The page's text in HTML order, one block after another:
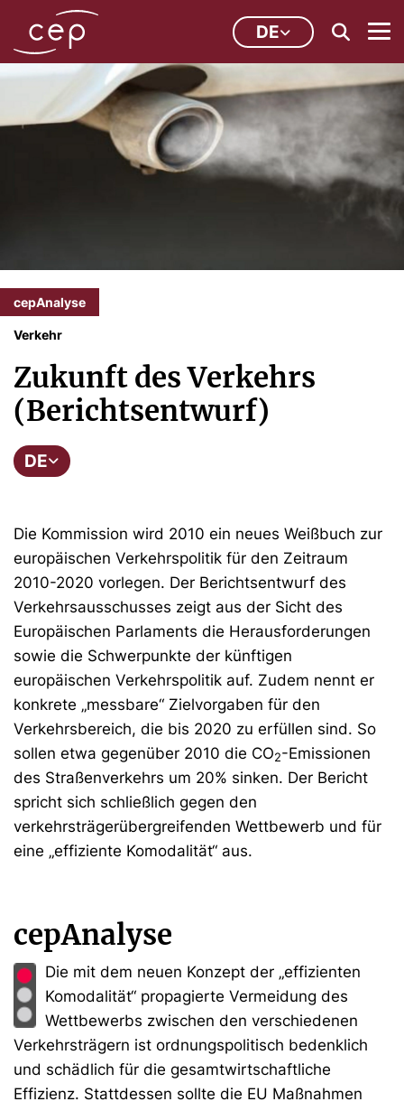
DE
cepAnalyse
Verkehr
Zukunft des Verkehrs
(Berichtsentwurf)
DE
Die Kommission wird 2010 ein neues Weißbuch zur
europäischen Verkehrspolitik für den Zeitraum
2010-2020 vorlegen. Der Berichtsentwurf des
Verkehrsausschusses zeigt aus der Sicht des
Europäischen Parlaments die Herausforderungen
sowie die Schwerpunkte der künftigen
europäischen Verkehrspolitik auf. Zudem nennt er
konkrete „messbare“ Zielvorgaben für den
Verkehrsbereich, die bis 2020 zu erfüllen sind. So
sollen etwa gegenüber 2010 die CO2-Emissionen
des Straßenverkehrs um 20% sinken. Der Bericht
spricht sich schließlich gegen den
verkehrsträgerübergreifenden Wettbewerb und für
eine „effiziente Komodalität“ aus.
cepAnalyse
Die mit dem neuen Konzept der „effizienten
Komodalität“ propagierte Vermeidung des
Wettbewerbs zwischen den verschiedenen
Verkehrsträgern ist ordnungspolitisch bedenklich
und schädlich für die gesamtwirtschaftliche
Effizienz. Stattdessen sollte die EU Maßnahmen